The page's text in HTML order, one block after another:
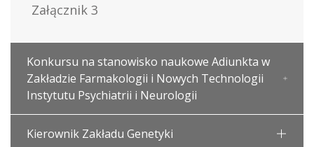
Załącznik 3
Konkursu na stanowisko naukowe Adiunkta w
Zakładzie Farmakologii i Nowych Technologii
Instytutu Psychiatrii i Neurologii
Kierownik Zakładu Genetyki